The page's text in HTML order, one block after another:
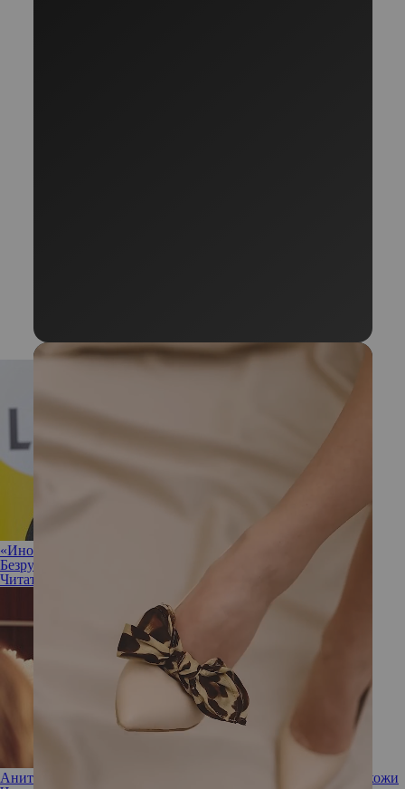
«Иногда полезно разрешить себе ничего не делать»: Ирина
Безрукова не против прокрастинации
Читать полностью
Анита Цой поделилась секретом сияющей и увлажненной кожи